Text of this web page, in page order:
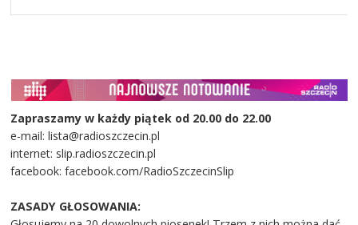
Zapraszamy w każdy piątek od 20.00 do 22.00
e-mail: lista@radioszczecin.pl
internet: slip.radioszczecin.pl
facebook: facebook.com/RadioSzczecinSlip
ZASADY GŁOSOWANIA: